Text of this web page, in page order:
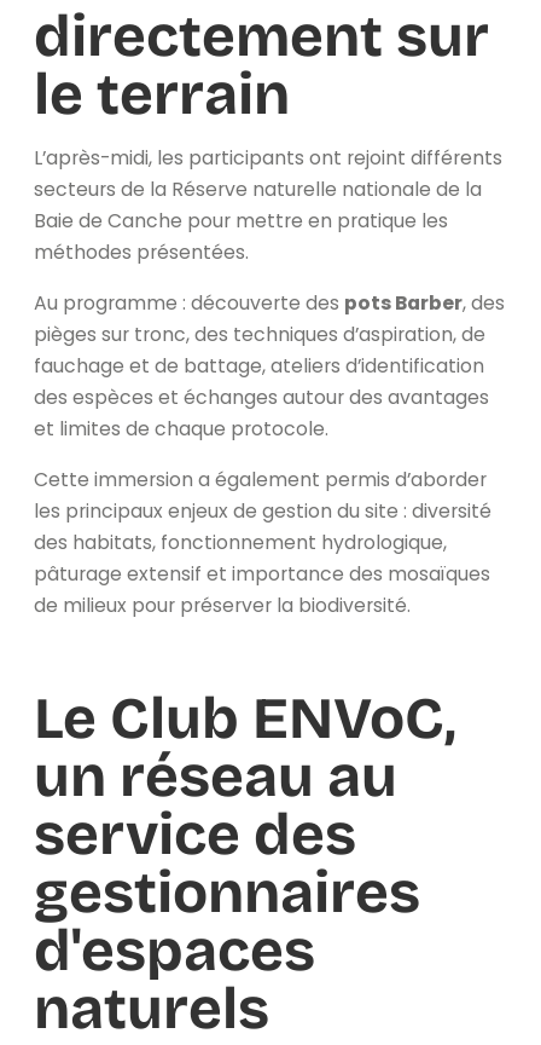
directement sur
le terrain
L’après-midi, les participants ont rejoint différents
secteurs de la Réserve naturelle nationale de la
Baie de Canche pour mettre en pratique les
méthodes présentées.
Au programme : découverte des pots Barber, des
pièges sur tronc, des techniques d’aspiration, de
fauchage et de battage, ateliers d’identification
des espèces et échanges autour des avantages
et limites de chaque protocole.
Cette immersion a également permis d’aborder
les principaux enjeux de gestion du site : diversité
des habitats, fonctionnement hydrologique,
pâturage extensif et importance des mosaïques
de milieux pour préserver la biodiversité.
Le Club ENVoC,
un réseau au
service des
gestionnaires
d'espaces
naturels